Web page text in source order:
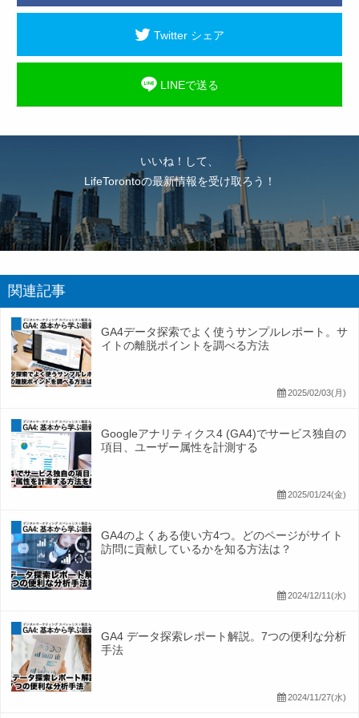
Twitter シェア
LINEで送る
いいね！して、
LifeTorontoの最新情報を受け取ろう！
関連記事
GA4データ探索でよく使うサンプルレポート。サ
イトの離脱ポイントを調べる方法
2025/02/03(月)
Googleアナリティクス4 (GA4)でサービス独自の
項目、ユーザー属性を計測する
2025/01/24(金)
GA4のよくある使い方4つ。どのページがサイト
訪問に貢献しているかを知る方法は？
2024/12/11(水)
GA4 データ探索レポート解説。7つの便利な分析
手法
2024/11/27(水)